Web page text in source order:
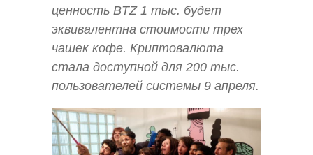
ценность BTZ 1 тыс. будет
эквивалентна стоимости трех
чашек кофе. Криптовалюта
стала доступной для 200 тыс.
пользователей системы 9 апреля.